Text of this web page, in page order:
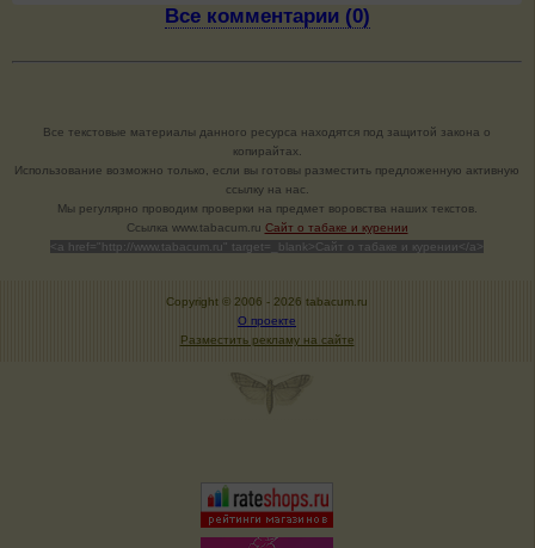
Все комментарии (0)
Все текстовые материалы данного ресурса находятся под защитой закона о
копирайтах.
Использование возможно только, если вы готовы разместить предложенную активную
ссылку на нас.
Мы регулярно проводим проверки на предмет воровства наших текстов.
Cсылка www.tabacum.ru Сайт о табаке и курении
<a href="http://www.tabacum.ru" target=_blank>Сайт о табаке и курении</a>
Copyright © 2006 - 2026 tabacum.ru
О проекте
Разместить рекламу на сайте